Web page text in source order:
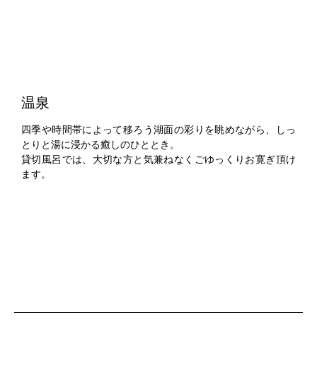
温泉
四季や時間帯によって移ろう湖面の彩りを眺めながら、しっ
とりと湯に浸かる癒しのひととき。
貸切風呂では、大切な方と気兼ねなくごゆっくりお寛ぎ頂け
ます。